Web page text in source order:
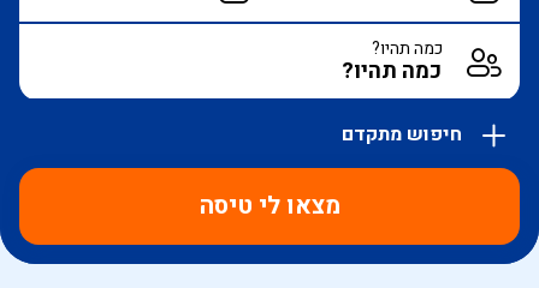
כמה תהיו?
מצאו לי טיסה
אפשרויות
מוצגות